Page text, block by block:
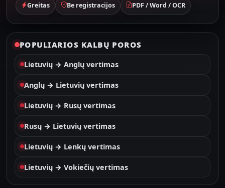
Greitas Be registracijos PDF / Word / OCR
POPULIARIOS KALBŲ POROS
Lietuvių → Anglų vertimas
Anglų → Lietuvių vertimas
Lietuvių → Rusų vertimas
Rusų → Lietuvių vertimas
Lietuvių → Lenkų vertimas
Lietuvių → Vokiečių vertimas